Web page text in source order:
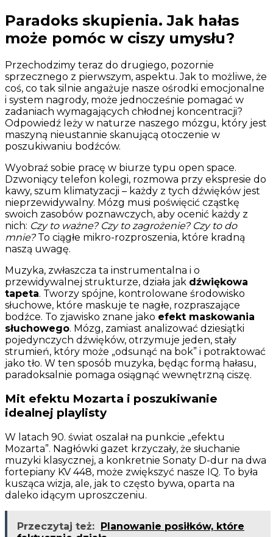
Paradoks skupienia. Jak hałas
może pomóc w ciszy umysłu?
Przechodzimy teraz do drugiego, pozornie
sprzecznego z pierwszym, aspektu. Jak to możliwe, że
coś, co tak silnie angażuje nasze ośrodki emocjonalne
i system nagrody, może jednocześnie pomagać w
zadaniach wymagających chłodnej koncentracji?
Odpowiedź leży w naturze naszego mózgu, który jest
maszyną nieustannie skanującą otoczenie w
poszukiwaniu bodźców.
Wyobraź sobie pracę w biurze typu open space.
Dzwoniący telefon kolegi, rozmowa przy ekspresie do
kawy, szum klimatyzacji – każdy z tych dźwięków jest
nieprzewidywalny. Mózg musi poświęcić cząstkę
swoich zasobów poznawczych, aby ocenić każdy z
nich: Czy to ważne? Czy to zagrożenie? Czy to do
mnie?To ciągłe mikro-rozproszenia, które kradną
naszą uwagę.
Muzyka, zwłaszcza ta instrumentalna i o
przewidywalnej strukturze, działa jak dźwiękowa
tapeta. Tworzy spójne, kontrolowane środowisko
słuchowe, które maskuje te nagłe, rozpraszające
bodźce. To zjawisko znane jako efekt maskowania
słuchowego. Mózg, zamiast analizować dziesiątki
pojedynczych dźwięków, otrzymuje jeden, stały
strumień, który może „odsunąć na bok” i potraktować
jako tło. W ten sposób muzyka, będąc formą hałasu,
paradoksalnie pomaga osiągnąć wewnętrzną ciszę.
Mit efektu Mozarta i poszukiwanie
idealnej playlisty
W latach 90. świat oszalał na punkcie „efektu
Mozarta”. Nagłówki gazet krzyczały, że słuchanie
muzyki klasycznej, a konkretnie Sonaty D-dur na dwa
fortepiany KV 448, może zwiększyć nasze IQ. To była
kusząca wizja, ale, jak to często bywa, oparta na
daleko idącym uproszczeniu.
Przeczytaj też:
Planowanie posiłków, które